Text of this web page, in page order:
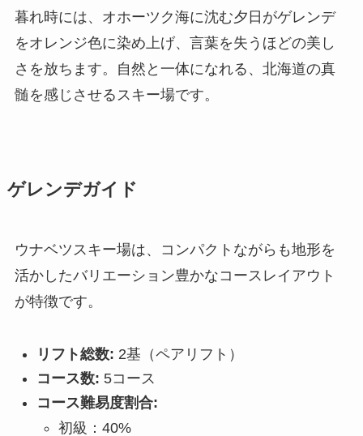
暮れ時には、オホーツク海に沈む夕日がゲレンデ
をオレンジ色に染め上げ、言葉を失うほどの美し
さを放ちます。自然と一体になれる、北海道の真
髄を感じさせるスキー場です。
ゲレンデガイド
ウナベツスキー場は、コンパクトながらも地形を
活かしたバリエーション豊かなコースレイアウト
が特徴です。
リフト総数: 2基（ペアリフト）
コース数: 5コース
コース難易度割合:
初級：40%